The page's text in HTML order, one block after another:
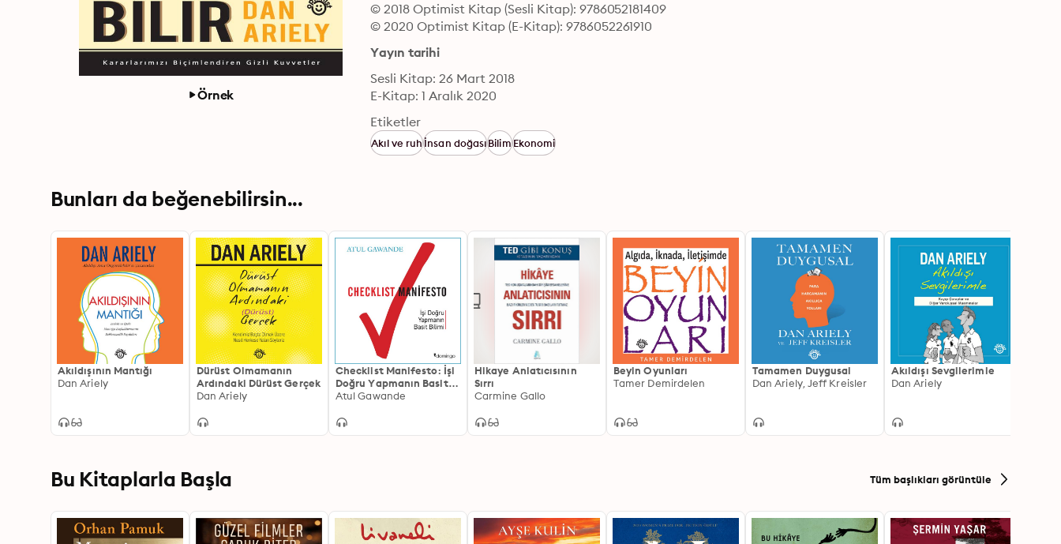
Örnek
© 2018 Optimist Kitap (Sesli Kitap): 9786052181409
© 2020 Optimist Kitap (E-Kitap): 9786052261910
Yayın tarihi
Sesli Kitap: 26 Mart 2018
E-Kitap: 1 Aralık 2020
Etiketler
Akıl ve ruhİnsan doğasıBilimEkonomi
Bunları da beğenebilirsin...
Akıldışının Mantığı
Dan Ariely
Dürüst Olmamanın
Ardındaki Dürüst Gerçek
Dan Ariely
Checklist Manifesto: İşi
Doğru Yapmanın Basit
Bilimi
Atul Gawande
Hikaye Anlatıcısının
Sırrı
Carmine Gallo
Beyin Oyunları
Tamer Demirdelen
Tamamen Duygusal
Dan Ariely, Jeff Kreisler
Akıldışı Sevgilerimle
Dan Ariely
Bu Kitaplarla Başla Tüm başlıkları görüntüle